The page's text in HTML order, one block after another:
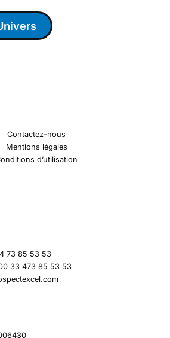
Contactez-nous
Mentions légales
d’utilisation
73 85 53 53
33 473 85 53 53